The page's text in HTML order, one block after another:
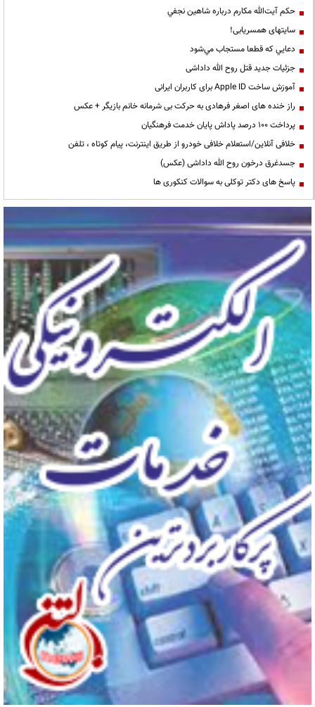
حكم آيت‌الله مكارم درباره شاهين نجفي
سایتهای همسریابی!
دعايي كه قطعا مستجاب مي‌شود
جزئیات جدید قتل روح الله داداشی
آموزش ساخت Apple ID برای کاربران ایرانی
راز خنده های اصغر فرهادی به حرکت بی شرمانه خانم بازیگر + عکس
پرداخت ۱۰۰ درصد پاداش پایان خدمت فرهنگیان
خلافی آنلاین/استعلام خلافی خودرو از طریق اینترنت، پیام کوتاه ، تلفن
جسدغرق درخون روح الله داداشی (عکس)
پاسخ های دکتر توکلی به سوالات کنکوری ها